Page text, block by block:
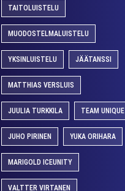
TAITOLUISTELU
MUODOSTELMALUISTELU
YKSINLUISTELU JÄÄTANSSI
MATTHIAS VERSLUIS
JUULIA TURKKILA TEAM UNIQUE
JUHO PIRINEN YUKA ORIHARA
MARIGOLD ICEUNITY
VALTTER VIRTANEN